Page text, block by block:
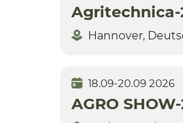
Agritechnica-
Hannover,
18.09-20.09 2026
AGRO